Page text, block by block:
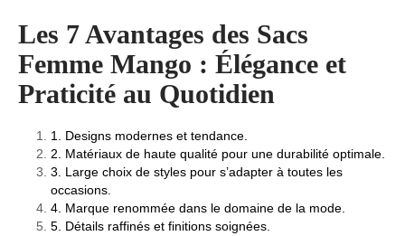
Les 7 Avantages des Sacs
Femme Mango : Élégance et
Praticité au Quotidien
1. Designs modernes et tendance.
2. Matériaux de haute qualité pour une durabilité optimale.
3. Large choix de styles pour s’adapter à toutes les
occasions.
4. Marque renommée dans le domaine de la mode.
5. Détails raffinés et finitions soignées.